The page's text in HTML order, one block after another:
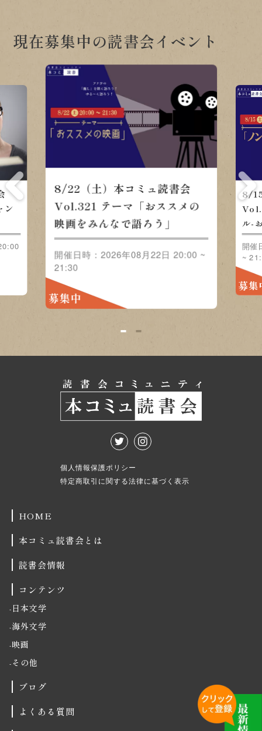
現在募集中の読書会イベント
ン
8/22（土）本コミュ読書会
Vol.321 テーマ「おススメの
映画をみんなで語ろう」
開催日時：2026年08月22日 20:00 ~
21:30
募集中
8/
ル-
開催
~
募集
1 2
個人情報保護ポリシー
特定商取引に関する法律に基づく表示
HOME
本コミュ読書会とは
読書会情報
コンテンツ
日本文学
海外文学
映画
その他
ブログ
よくある質問